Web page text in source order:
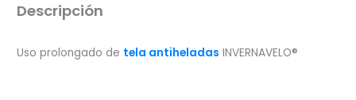
Descripción
Uso prolongado de tela antiheladas INVERNAVELO®